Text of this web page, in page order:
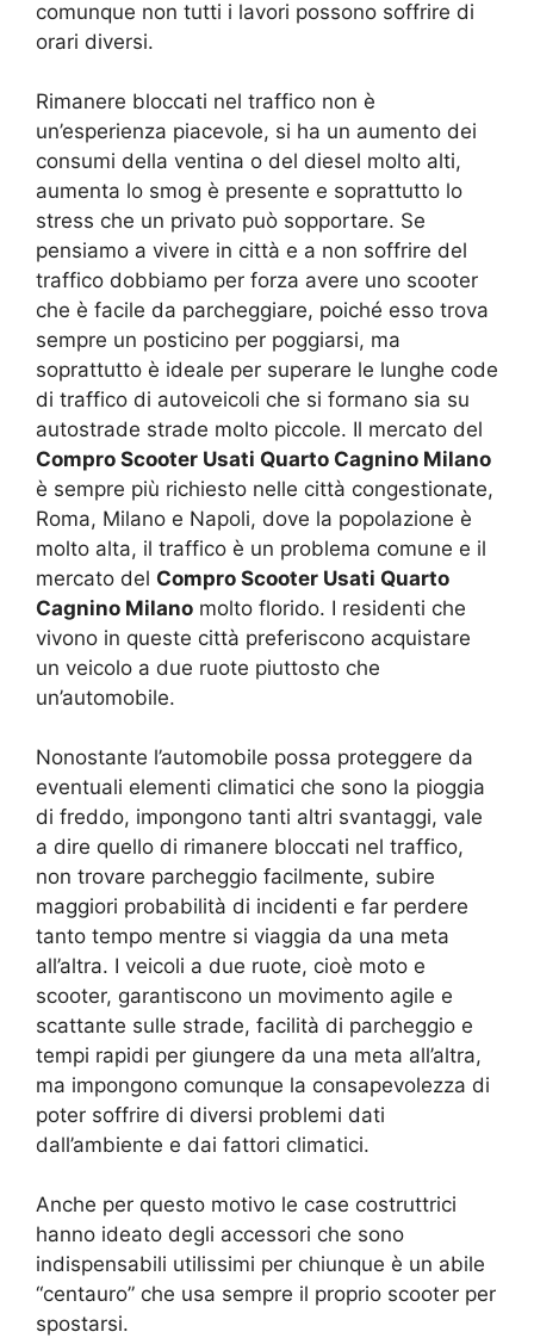
comunque non tutti i lavori possono soffrire di
orari diversi.
Rimanere bloccati nel traffico non è
un’esperienza piacevole, si ha un aumento dei
consumi della ventina o del diesel molto alti,
aumenta lo smog è presente e soprattutto lo
stress che un privato può sopportare. Se
pensiamo a vivere in città e a non soffrire del
traffico dobbiamo per forza avere uno scooter
che è facile da parcheggiare, poiché esso trova
sempre un posticino per poggiarsi, ma
soprattutto è ideale per superare le lunghe code
di traffico di autoveicoli che si formano sia su
autostrade strade molto piccole. Il mercato del
Compro Scooter Usati Quarto Cagnino Milano
è sempre più richiesto nelle città congestionate,
Roma, Milano e Napoli, dove la popolazione è
molto alta, il traffico è un problema comune e il
mercato del Compro Scooter Usati Quarto
Cagnino Milano molto florido. I residenti che
vivono in queste città preferiscono acquistare
un veicolo a due ruote piuttosto che
un’automobile.
Nonostante l’automobile possa proteggere da
eventuali elementi climatici che sono la pioggia
di freddo, impongono tanti altri svantaggi, vale
a dire quello di rimanere bloccati nel traffico,
non trovare parcheggio facilmente, subire
maggiori probabilità di incidenti e far perdere
tanto tempo mentre si viaggia da una meta
all’altra. I veicoli a due ruote, cioè moto e
scooter, garantiscono un movimento agile e
scattante sulle strade, facilità di parcheggio e
tempi rapidi per giungere da una meta all’altra,
ma impongono comunque la consapevolezza di
poter soffrire di diversi problemi dati
dall’ambiente e dai fattori climatici.
Anche per questo motivo le case costruttrici
hanno ideato degli accessori che sono
indispensabili utilissimi per chiunque è un abile
“centauro” che usa sempre il proprio scooter per
spostarsi.